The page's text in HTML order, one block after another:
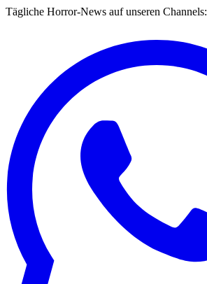
Tägliche Horror-News auf unseren Channels: